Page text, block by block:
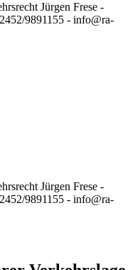
Jürgen Frese -
9891155 - info@ra-
Jürgen Frese -
9891155 - info@ra-